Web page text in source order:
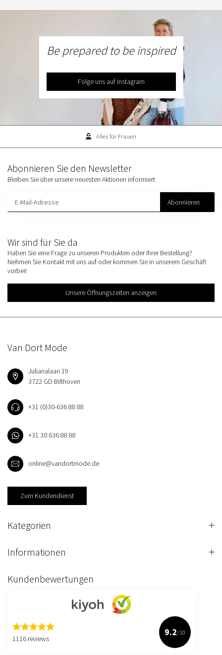
Be prepared to be inspired
Folge uns auf Instagram
Alles für Frauen
Wir sind für Sie da
Haben Sie eine Frage zu unseren Produkten oder Ihrer Bestellung?
Nehmen Sie Kontakt mit uns auf oder kommen Sie in unserem Geschäft
vorbei!
Unsere Öffnungszeiten anzeigen
Abonnieren Sie den Newsletter
Bleiben Sie über unsere neuesten Aktionen informiert
Abonnieren
Van Dort Mode
Julianalaan 19
3722 GD Bilthoven
+31 (0)30-636 88 88
+31 30 636 88 88
online@vandortmode.de
Zum Kundendienst
Kategorien
Informationen
Kundenbewertungen
1116 reviews
9.2/10